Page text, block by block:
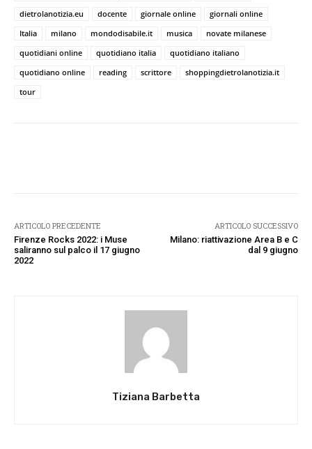
dietrolanotizia.eu
docente giornale online
giornali online
Italia
milano mondodisabile.it musica
novate milanese
quotidiani online
quotidiano italia
quotidiano italiano
quotidiano online
reading scrittore
shoppingdietrolanotizia.it
tour
ARTICOLO PRECEDENTE
Firenze Rocks 2022: i Muse
saliranno sul palco il 17 giugno
2022
ARTICOLO SUCCESSIVO
Milano: riattivazione Area B e C
dal 9 giugno
Tiziana Barbetta